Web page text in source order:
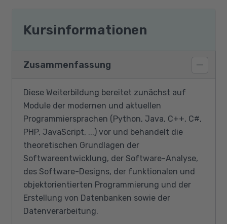
Kursinformationen
Zusammenfassung
Diese Weiterbildung bereitet zunächst auf
Module der modernen und aktuellen
Programmiersprachen (Python, Java, C++, C#,
PHP, JavaScript, ...) vor und behandelt die
theoretischen Grundlagen der
Softwareentwicklung, der Software-Analyse,
des Software-Designs, der funktionalen und
objektorientierten Programmierung und der
Erstellung von Datenbanken sowie der
Datenverarbeitung.